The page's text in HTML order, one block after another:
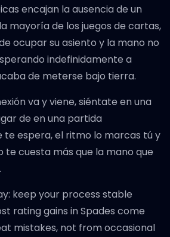
encajan la ausencia de un
mayoría de los juegos de cartas,
ocupar su asiento y la mano no
indefinidamente a
de meterse bajo tierra.
va y viene, siéntate en una
de en una partida
te espera, el ritmo lo marcas tú y
te cuesta más que la mano que
keep your process stable
rating gains in Spades come
mistakes, not from occasional